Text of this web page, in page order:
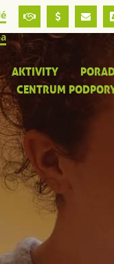
AKTIVITY
CENTRUM